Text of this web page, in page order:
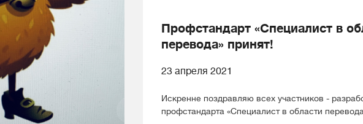
Профстандарт «Специалист в
перевода» принят!
23 апреля 2021
Искренне поздравляю всех участников -
профстандарта «Специалист в области